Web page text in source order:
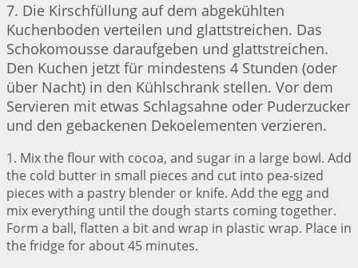
7. Die Kirschfüllung auf dem abgekühlten
Kuchenboden verteilen und glattstreichen. Das
Schokomousse daraufgeben und glattstreichen.
Den Kuchen jetzt für mindestens 4 Stunden (oder
über Nacht) in den Kühlschrank stellen. Vor dem
Servieren mit etwas Schlagsahne oder Puderzucker
und den gebackenen Dekoelementen verzieren.
1. Mix the flour with cocoa, and sugar in a large bowl. Add
the cold butter in small pieces and cut into pea-sized
pieces with a pastry blender or knife. Add the egg and
mix everything until the dough starts coming together.
Form a ball, flatten a bit and wrap in plastic wrap. Place in
the fridge for about 45 minutes.